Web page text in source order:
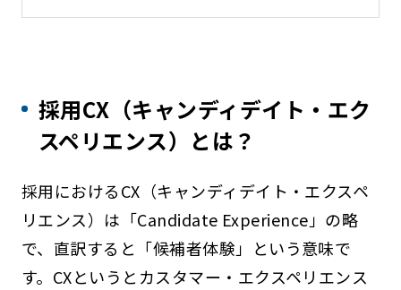
採用CX（キャンディデイト・エク
スペリエンス）とは？
採用におけるCX（キャンディデイト・エクスペ
リエンス）は「Candidate Experience」の略
で、直訳すると「候補者体験」という意味で
す。CXというとカスタマー・エクスペリエンス